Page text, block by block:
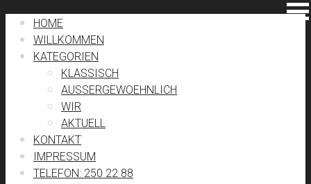
HOME
WILLKOMMEN
KATEGORIEN
KLASSISCH
AUSSERGEWOEHNLICH
WIR
AKTUELL
KONTAKT
IMPRESSUM
TELEFON: 250 22 88